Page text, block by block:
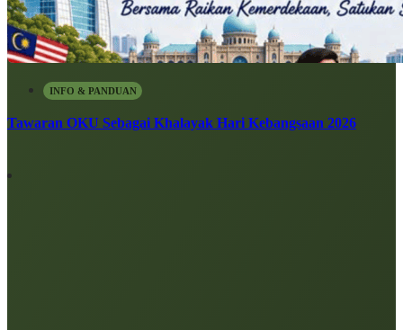
INFO & PANDUAN
Tawaran OKU Sebagai Khalayak Hari Kebangsaan 2026